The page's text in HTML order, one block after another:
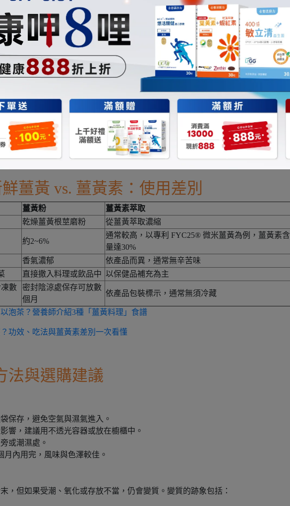
薑黃 vs. 薑黃素：使用差別
薑黃粉
薑黃素萃取
乾燥薑黃根莖磨粉
從薑黃萃取濃縮
約2~6%
通常較高，以專利 FYC25® 微米薑黃為例，薑黃素含
量達30%
香氣濃郁
依產品而異，通常無辛苦味
直接撒入料理或飲品中 以保健品補充為主
數
密封陰涼處保存可放數
個月
依產品包裝標示，通常無須冷藏
泡茶？營養師介紹3種「薑黃料理」食譜
功效、吃法與薑黃素差別一次看懂
法與選購建議
保存，避免空氣與濕氣進入。
響，建議用不透光容器或放在櫥櫃中。
或潮濕處。
月內用完，風味與色澤較佳。
，但如果受潮、氧化或存放不當，仍會變質。變質的跡象包括：